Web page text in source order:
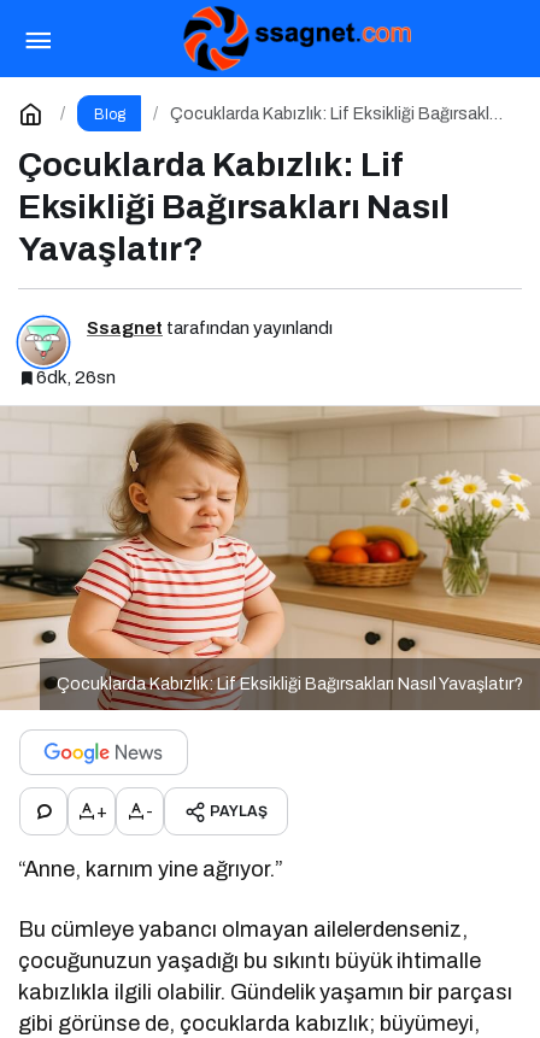
Blog
Çocuklarda Kabızlık: Lif Eksikliği Bağırsakları
Çocuklarda Kabızlık: Lif
Eksikliği Bağırsakları Nasıl
Yavaşlatır?
Ssagnet tarafından yayınlandı
6dk, 26sn
Çocuklarda Kabızlık: Lif Eksikliği Bağırsakları Nasıl Yavaşlatır?
+ - PAYLAŞ
“Anne, karnım yine ağrıyor.”
Bu cümleye yabancı olmayan ailelerdenseniz,
çocuğunuzun yaşadığı bu sıkıntı büyük ihtimalle
kabızlıkla ilgili olabilir. Gündelik yaşamın bir parçası
gibi görünse de, çocuklarda kabızlık; büyümeyi,
Çocuklarda Kabızlık: Lif Eksikliği Bağırsakları
Nasıl Yavaşlatır?
Yorum Yap